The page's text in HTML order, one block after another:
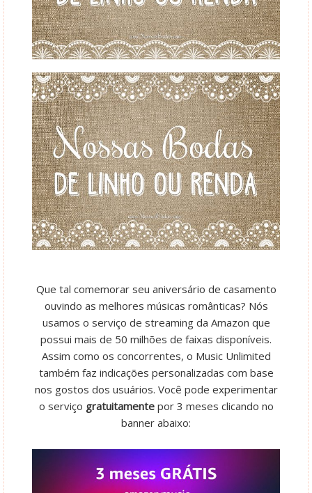
Que tal comemorar seu aniversário de casamento
ouvindo as melhores músicas românticas? Nós
usamos o serviço de streaming da Amazon que
possui mais de 50 milhões de faixas disponíveis.
Assim como os concorrentes, o Music Unlimited
também faz indicações personalizadas com base
nos gostos dos usuários. Você pode experimentar
o serviço gratuitamentepor 3 meses clicando no
banner abaixo: